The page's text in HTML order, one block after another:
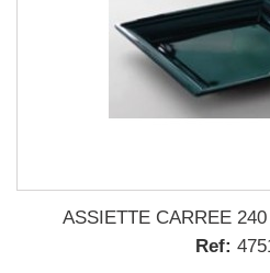
ASSIETTE CARREE
Ref: